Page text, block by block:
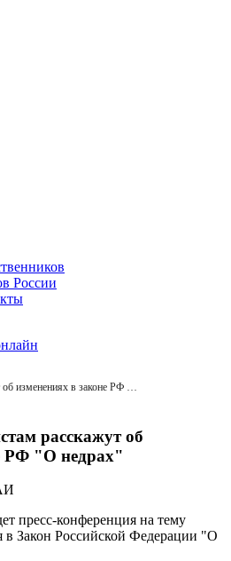
России
Псковским журналистам расскажут об изменениях в законе РФ "О недрах"
расскажут об
РФ "О недрах"
пресс-конференция на тему
Закон Российской Федерации "О